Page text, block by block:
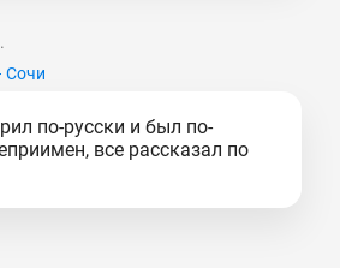
Сочи
по-русски и был по-
все рассказал по